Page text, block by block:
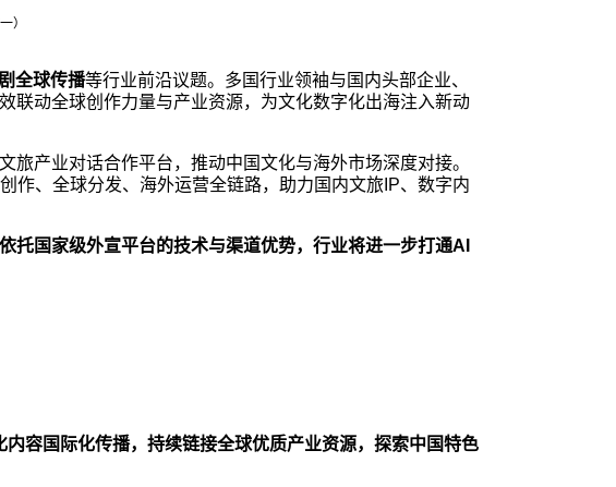
）
全球传播等行业前沿议题。多国行业领袖与国内头部企业、
联动全球创作力量与产业资源，为文化数字化出海注入新动
产业对话合作平台，推动中国文化与海外市场深度对接。
作、全球分发、海外运营全链路，助力国内文旅IP、数字内
依托国家级外宣平台的技术与渠道优势，行业将进一步打通AI
容国际化传播，持续链接全球优质产业资源，探索中国特色